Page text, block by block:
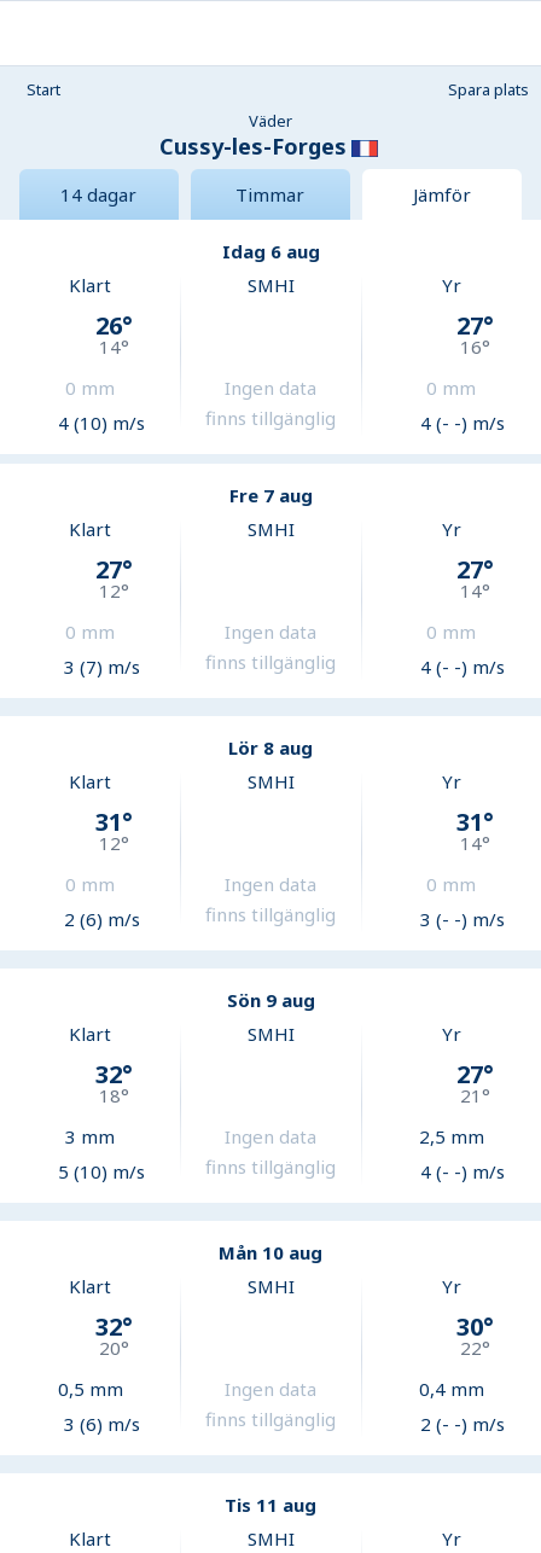
Start
Spara plats
Väder
Cussy-les-Forges
14 dagar Timmar Jämför
Idag 6 aug
Klart
26°
14°
0 mm
4 (10) m/s
SMHI
Ingen data
finns tillgänglig
Yr
27°
16°
0 mm
4 (- -) m/s
Fre 7 aug
Klart
27°
12°
0 mm
3 (7) m/s
SMHI
Ingen data
finns tillgänglig
Yr
27°
14°
0 mm
4 (- -) m/s
Lör 8 aug
Klart
31°
12°
0 mm
2 (6) m/s
SMHI
Ingen data
finns tillgänglig
Yr
31°
14°
0 mm
3 (- -) m/s
Sön 9 aug
Klart
32°
18°
3 mm
5 (10) m/s
SMHI
Ingen data
finns tillgänglig
Yr
27°
21°
2,5 mm
4 (- -) m/s
Mån 10 aug
Klart
32°
20°
0,5 mm
3 (6) m/s
SMHI
Ingen data
finns tillgänglig
Yr
30°
22°
0,4mm
2 (- -) m/s
Tis 11 aug
Klart
SMHI Yr